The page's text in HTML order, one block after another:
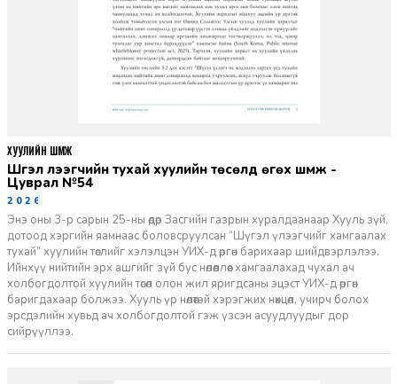
Шүгэл үлээгчийн тухай хуулийн төсөлд өгөх шүүмж -
Цуврал №54
2026-07-27
Энэ оны 3-р сарын 25-ны өдөр Засгийн газрын хуралдаанаар Хууль зүй,
дотоод хэргийн яамнаас боловсруулсан “Шүгэл үлээгчийг хамгаалах
тухай” хуулийн төслийг хэлэлцэн УИХ-д өргөн барихаар шийдвэрлэлээ.
Ийнхүү нийтийн эрх ашгийг зүй бус нөлөөллөөс хамгаалахад чухал ач
холбогдолтой хуулийн төсөл олон жил яригдсаны эцэст УИХ-д өргөн
баригдахаар болжээ. Хууль үр нөлөөтэй хэрэгжих нөхцөл, учирч болох
эрсдэлийн хувьд ач холбогдолтой гэж үзсэн асуудлуудыг дор
сийрүүллээ.
ХУУЛИЙН ШҮҮМЖ